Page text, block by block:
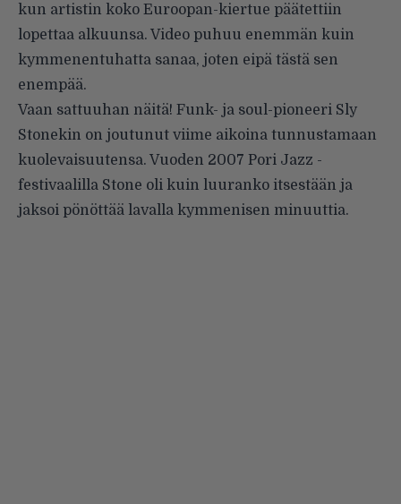
kun artistin koko Euroopan-kiertue päätettiin
lopettaa alkuunsa. Video puhuu enemmän kuin
kymmenentuhatta sanaa, joten eipä tästä sen
enempää.
Vaan sattuuhan näitä! Funk- ja soul-pioneeri Sly
Stonekin on joutunut viime aikoina tunnustamaan
kuolevaisuutensa. Vuoden 2007 Pori Jazz -
festivaalilla Stone oli kuin luuranko itsestään ja
jaksoi pönöttää lavalla kymmenisen minuuttia.